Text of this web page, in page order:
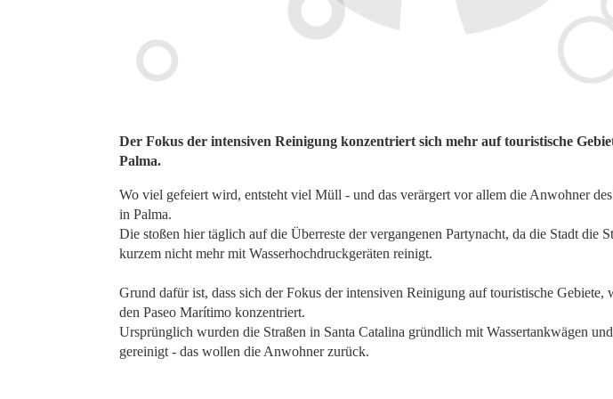
Der Fokus der intensiven Reinigung konzentriert sich mehr auf touristische
Palma.
Wo viel gefeiert wird, entsteht viel Müll - und das verärgert vor allem die Anwohner
in Palma.
Die stoßen hier täglich auf die Überreste der vergangenen Partynacht, da die Stadt die
kurzem nicht mehr mit Wasserhochdruckgeräten reinigt.
Grund dafür ist, dass sich der Fokus der intensiven Reinigung auf touristische Gebiete,
den Paseo Marítimo konzentriert.
Ursprünglich wurden die Straßen in Santa Catalina gründlich mit Wassertankwägen
gereinigt - das wollen die Anwohner zurück.